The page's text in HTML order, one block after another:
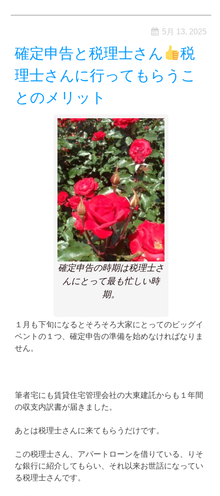
5月 13, 2025
確定申告と税理士さん
税
理士さんに行ってもらうこ
とのメリット
確定申告の時期は税理士さ
んにとって最も忙しい時
期。
１月も下旬になるとそろそろ大家にとってのビッグイ
ベントの１つ、確定申告の準備を始めなければなりま
せん。
筆者宅にも賃貸住宅管理会社の大東建託からも１年間
の収支内訳書が届きました。
あとは税理士さんに来てもらうだけです。
この税理士さん、アパートローンを借りている、りそ
な銀行に紹介してもらい、それ以来お世話になってい
る税理士さんです。